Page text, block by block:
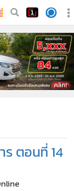
ตอนที่ 14